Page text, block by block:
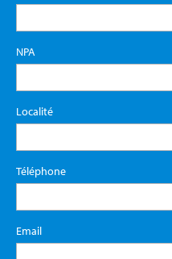
NPA
Localité
Téléphone
Email